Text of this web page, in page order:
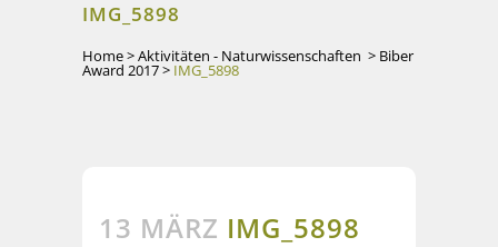
IMG_5898
Home>Aktivitäten - Naturwissenschaften > Biber
Award 2017> IMG_5898
13 MÄRZ IMG_5898